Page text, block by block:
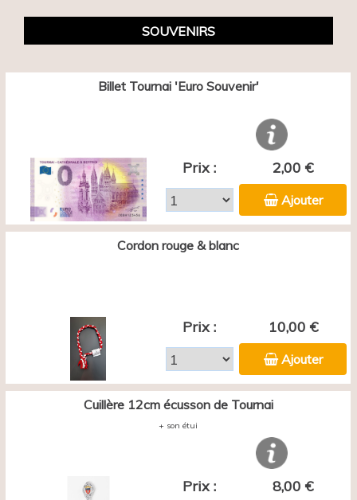
SOUVENIRS
Billet Tournai 'Euro Souvenir'
Prix : 2,00 €
Ajouter
Cordon rouge & blanc
Prix : 10,00 €
Ajouter
Cuillère 12cm écusson de Tournai
+ son étui
Prix : 8,00 €